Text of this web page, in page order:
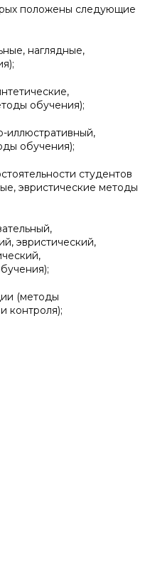
положены следующие
наглядные,
обучения);
иллюстративный,
обучения);
студентов
эвристические методы
эвристический,
(методы
контроля);